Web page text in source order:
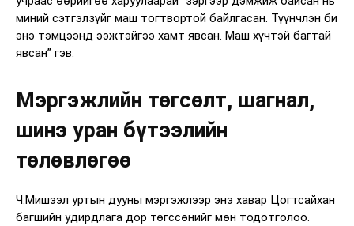
миний сэтгэлзүйг маш тогтвортой байлгасан. Түүнчлэн би
энэ тэмцээнд ээжтэйгээ хамт явсан. Маш хүчтэй багтай
явсан” гэв.
Мэргэжлийн төгсөлт, шагнал,
шинэ уран бүтээлийн
төлөвлөгөө
Ч.Мишээл уртын дууны мэргэжлээр энэ хавар Цогтсайхан
багшийн удирдлага дор төгссөнийг мөн тодотголоо.